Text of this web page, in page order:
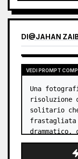
sparsi e la
contenuto.
DI@JAHAN
VEDI PROMPT
Una
risoluzione
solitario
intensi,
che